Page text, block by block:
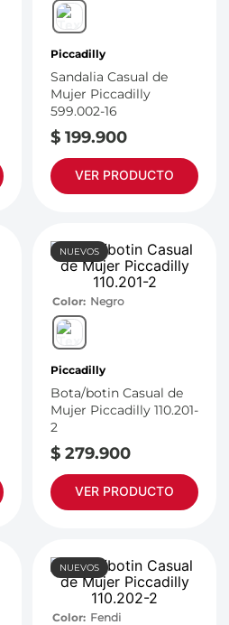
Piccadilly
Sandalia Casual de
Mujer Piccadilly
599.002-16
$ 199.900
VER PRODUCTO
NUEVOS
Color Negro
Piccadilly
Bota/botin Casual de
Mujer Piccadilly 110.201-
2
$ 279.900
VER PRODUCTO
NUEVOS
Color Fendi